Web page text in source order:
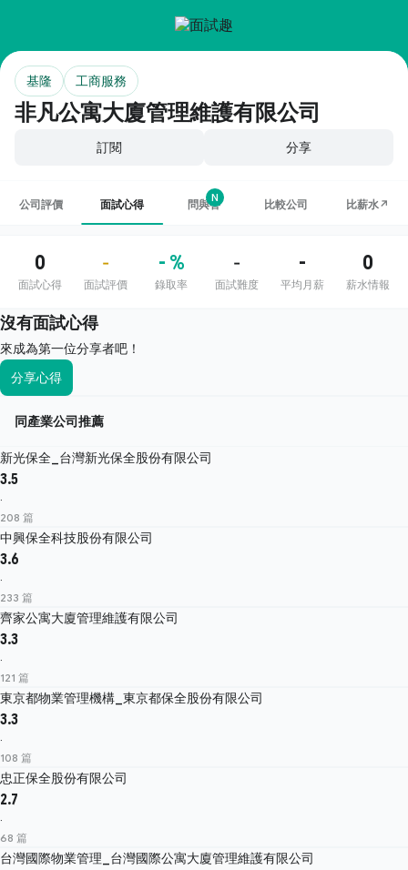
非凡公寓大廈管理維護有限公司
基隆 工商服務
訂閱 分享
公司評價 面試心得 問與答
N
比較公司 比薪水↗
0
面試心得
-
面試評價
- %
錄取率
-
面試難度
-
平均月薪
0
薪水情報
沒有面試心得
來成為第一位分享者吧！
分享心得
同產業公司推薦
新光保全_台灣新光保全股份有限公司
3.5
·
208 篇
中興保全科技股份有限公司
3.6
·
233 篇
齊家公寓大廈管理維護有限公司
3.3
·
121 篇
東京都物業管理機構_東京都保全股份有限公司
3.3
·
108 篇
忠正保全股份有限公司
2.7
·
68 篇
台灣國際物業管理_台灣國際公寓大廈管理維護有限公司